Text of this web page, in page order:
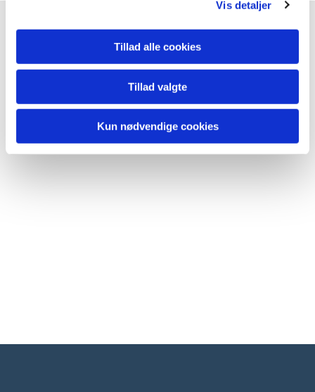
Vis detaljer
Tillad alle cookies
Tillad valgte
Kun nødvendige cookies